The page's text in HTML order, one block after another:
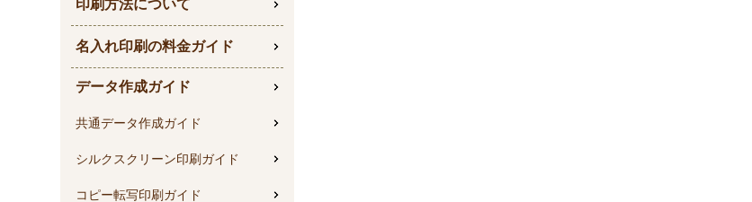
印刷方法について
名入れ印刷の料金ガイド
データ作成ガイド
共通データ作成ガイド
シルクスクリーン印刷ガイド
コピー転写印刷ガイド